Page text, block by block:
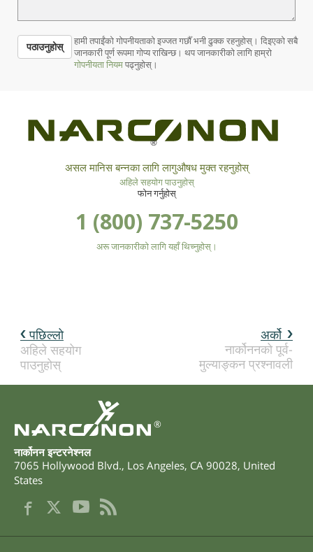
पठाउनुहोस्
हामी तपाईंको गोपनीयताको इज्जत गर्छौँ भनी ढुक्क रहनुहोस्। दिइएको सबै
जानकारी पूर्ण रूपमा गोप्य राखिन्छ। थप जानकारीको लागि हाम्रो
गोपनीयता नियमपढ्नुहोस्।
®
असल मानिस बन्नका लागि लागुऔषध मुक्त रहनुहोस्
अहिले सहयोग पाउनुहोस्
फोन गर्नुहोस्
1 (800) 737-5250
अरू जानकारीको लागि यहाँ थिच्नुहोस्।
अर्को
नार्कोननको पूर्व-
मुल्याङ्कन प्रश्नावली
पछिल्लो
अहिले सहयोग
पाउनुहोस्
®
नार्कोनन इन्टरनेश्नल
7065 Hollywood Blvd., Los Angeles, CA 90028, United
States